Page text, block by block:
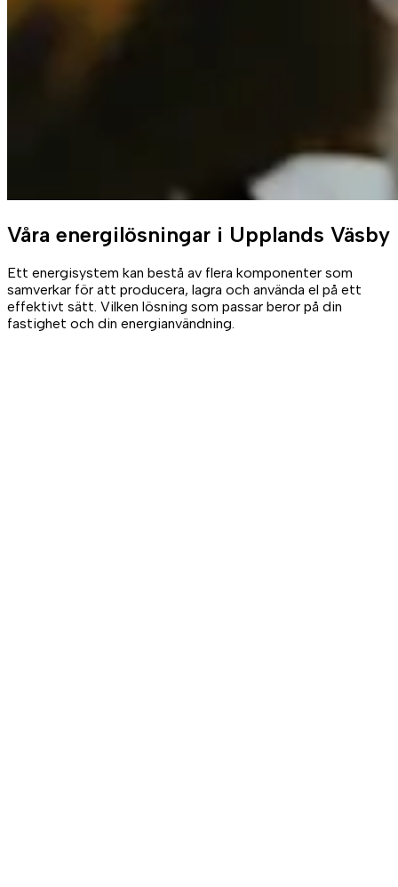
Våra energilösningar i Upplands Väsby
Ett energisystem kan bestå av flera komponenter som
samverkar för att producera, lagra och använda el på ett
effektivt sätt. Vilken lösning som passar beror på din
fastighet och din energianvändning.